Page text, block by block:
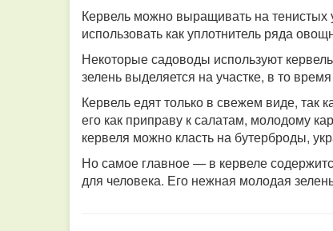
Кервель можно выращивать на
использовать как уплотнитель ряда
Некоторые садоводы используют
зелень выделяется на участке, в то
Кервель едят только в свежем виде, так
его как приправу к салатам, молодому
кервеля можно класть на бутерброды,
Но самое главное — в кервеле
для человека. Его нежная молодая